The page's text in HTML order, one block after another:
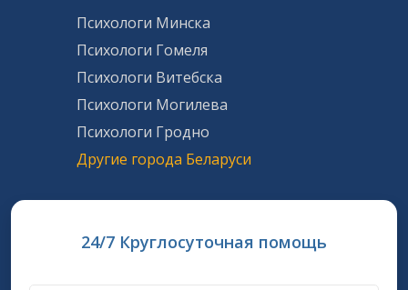
Психологи Минска
Психологи Гомеля
Психологи Витебска
Психологи Могилева
Психологи Гродно
Другие города Беларуси
24/7 Круглосуточная помощь